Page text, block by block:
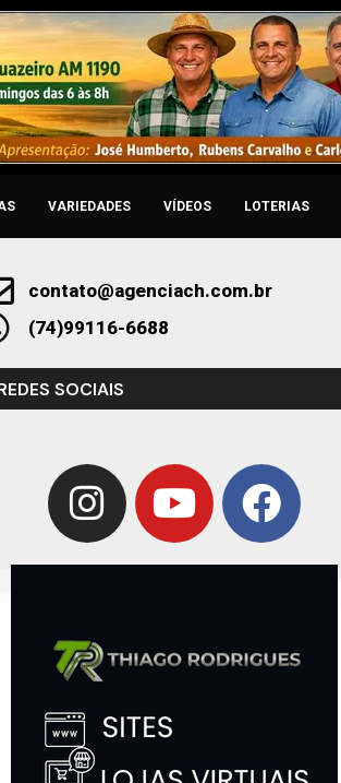
VARIEDADES VÍDEOS LOTERIAS
contato@agenciach.com.br
(74)99116-6688
SOCIAIS